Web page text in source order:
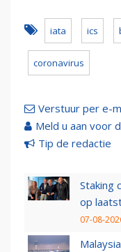
iata ics
coronavirus
Verstuur per e-
Meld u aan voor
Tip de redactie
Staking
op
07-08-